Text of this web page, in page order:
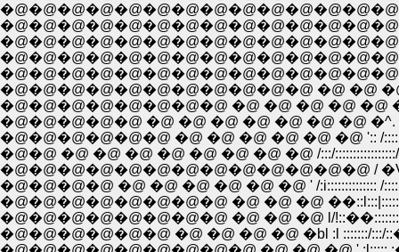
�@�@�@�@�@�@�@�@�@�@�@�@�@�@
�@�@�@�@�@�@�@�@�@�@�@�@�@�@
�@�@�@�@�@�@�@�@�@�@�@ �@ �@
�@�@�@�@�@�@�@�@ �@ �@ �@ �@ �@
�@�@�@�@�@ �@ �@ �@ �@ �@ �@ �@ �^.
�@�@�@�@�@�@ �@ �@ �@ �@ �@ �@ ':: /
�@�@ �@ �@ �@ �@ �@ �@ �@ �@ /:::/
�@�@�@�@�@�@�@�@�@�@�@�@�@ /
�@�@�@�@ �@ �@ �@ �@ �@ �@ ' /
�@�@�@�@�@�@�@�@ �@ �@ �@ l/
�@�@�@�@�@�@ �@ �@ �@ �@ �bl :l